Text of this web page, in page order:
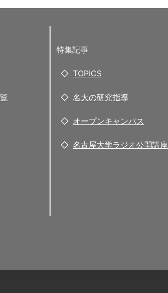
特集記事
TOPICS
名大の研究指導
オープンキャンパス
名古屋大学ラジオ公開講座